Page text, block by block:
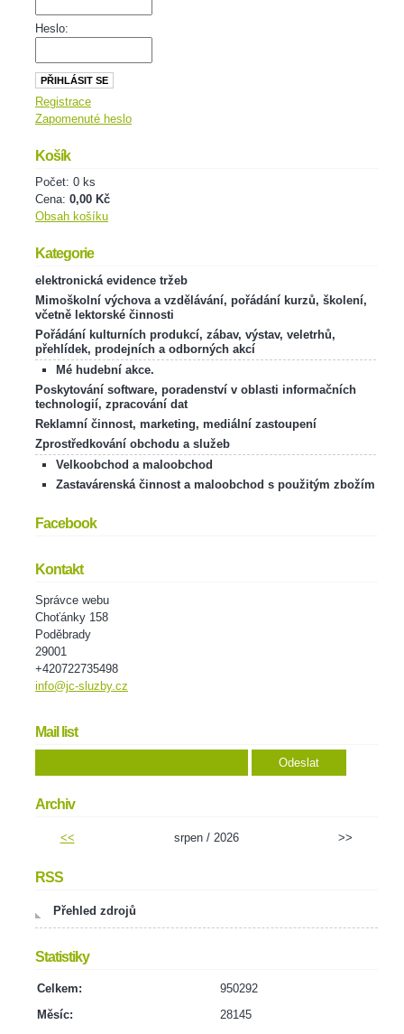
Heslo:
Registrace
Zapomenuté heslo
Košík
Počet: 0 ks
Cena: 0,00 Kč
Obsah košíku
Kategorie
elektronická evidence tržeb
Mimoškolní výchova a vzdělávání, pořádání kurzů, školení,
včetně lektorské činnosti
Pořádání kulturních produkcí, zábav, výstav, veletrhů,
přehlídek, prodejních a odborných akcí
Mé hudební akce.
Poskytování software, poradenství v oblasti informačních
technologií, zpracování dat
Reklamní činnost, marketing, mediální zastoupení
Zprostředkování obchodu a služeb
Velkoobchod a maloobchod
Zastavárenská činnost a maloobchod s použitým zbožím
Facebook
Kontakt
Správce webu
Choťánky 158
Poděbrady
29001
+420722735498
info@jc-sluzby.cz
Mail list
Archiv
<< srpen / 2026 >>
RSS
Přehled zdrojů
Statistiky
Celkem:
950292
Měsíc:
28145